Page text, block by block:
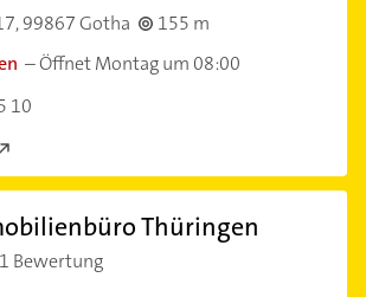
99867 Gotha
155 m
–Öffnet Montag um 08:00
10
Thüringen
1 Bewertung